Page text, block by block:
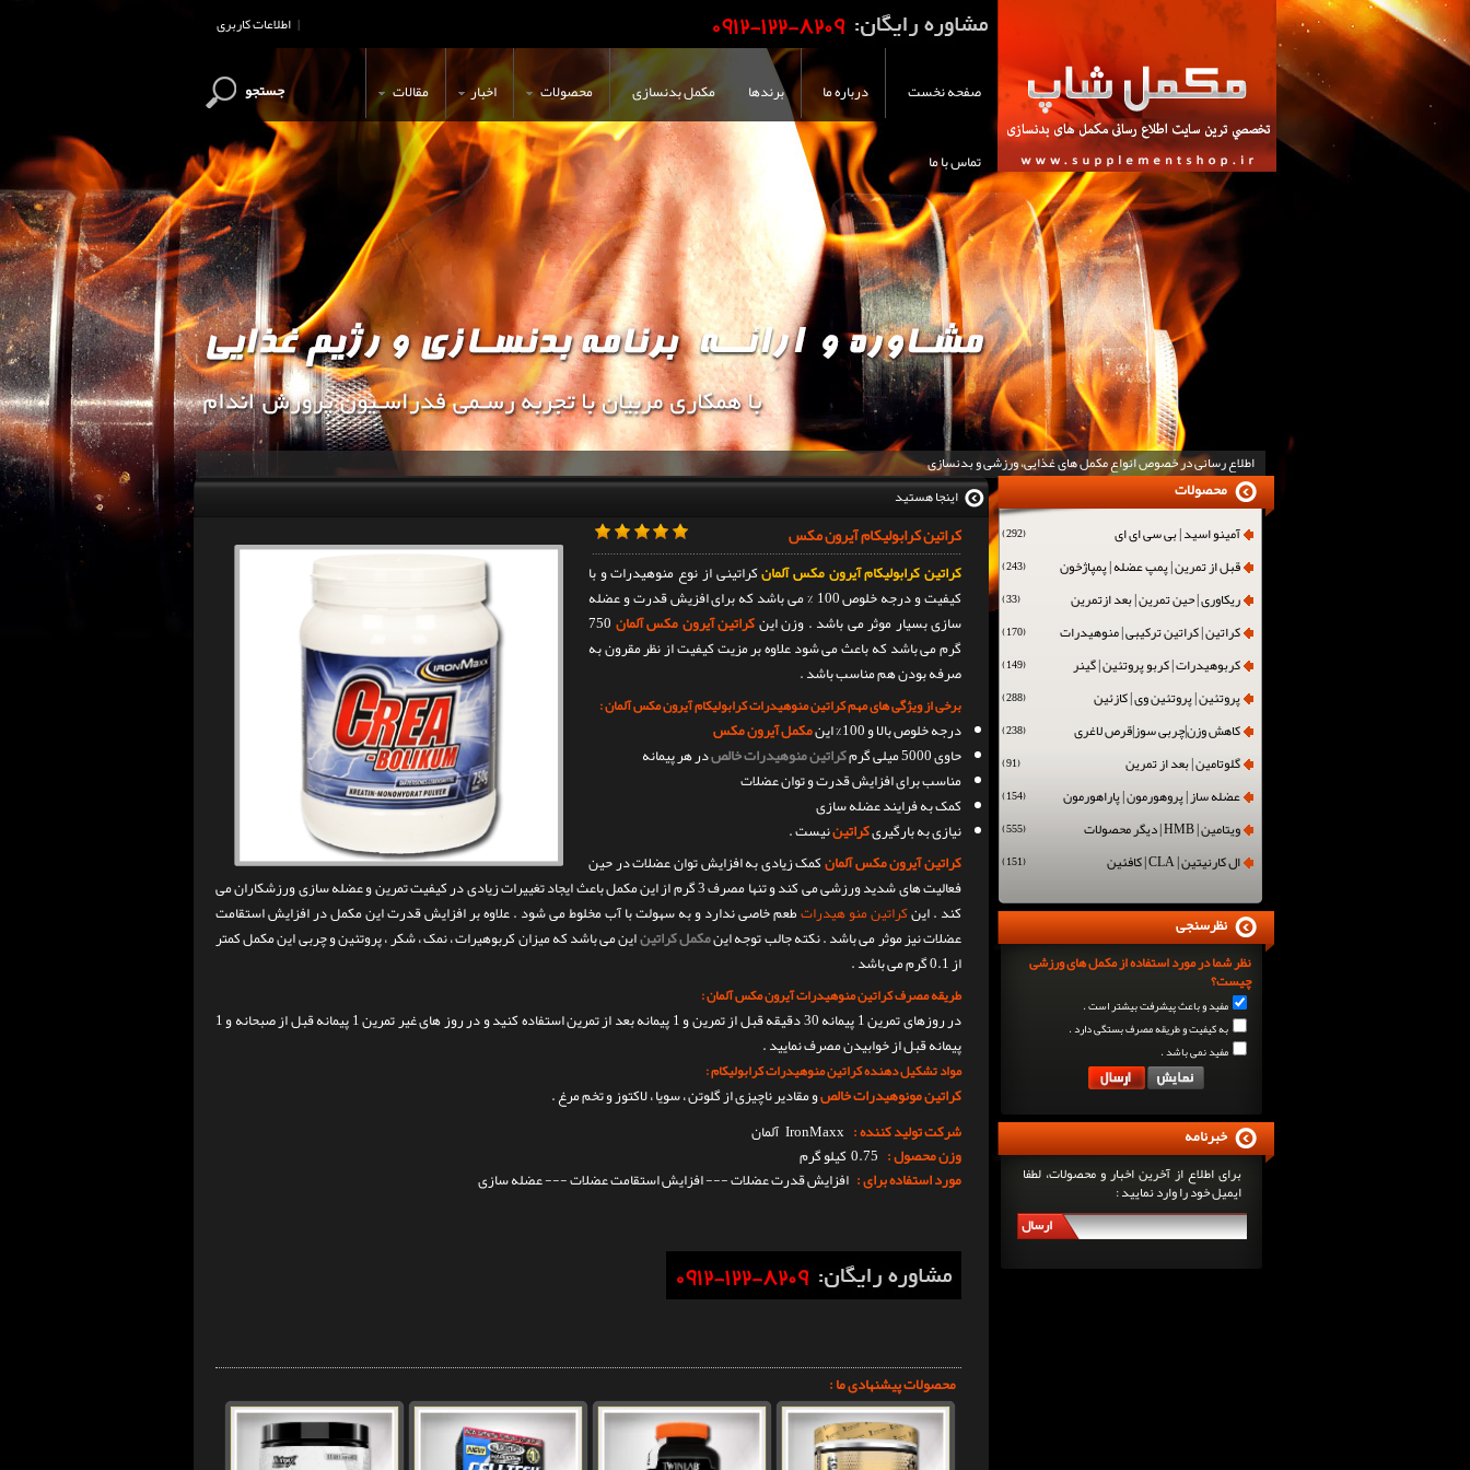
اطلاعات کاربری |
صفحه نخست درباره ما برندها مکمل بدنسازی محصولات اخبار مقالات
تماس با ما
جستجو
اطلاع رسانی در خصوص انواع مکمل های غذایی، ورزشی و بدنسازی
این وب سایت جهت اطلاع رسانی و
اینجا هستید
کراتین کرابولیکام آیرون مکس
کراتین کرابولیکام آیرون مکس آلمانکراتینی از نوع منوهیدرات و با
کیفیت و درجه خلوص 100 % می باشد که برای افزیش قدرت و عضله
سازی بسیار موثر می باشد . وزن اینکراتین آیرون مکس آلمان750
گرم می باشد که باعث می شود علاوه بر مزیت کیفیت از نظر مقرون به
صرفه بودن هم مناسب باشد .
برخی از ویژگی های مهم کراتین منوهیدرات کرابولیکام آیرون مکس آلمان :
درجه خلوص بالا و 100% این
مکمل آیرون مکس
حاوی 5000 میلی گرم
کراتین منوهیدرات خالصدر هر پیمانه
مناسب برای افزایش قدرت و توان عضلات
کمک به فرایند عضله سازی
نیازی به بارگیریکراتیننیست .
کراتین آیرون مکس آلمانکمک زیادی به افزایش توان عضلات در حین
فعالیت های شدید ورزشی می کند و تنها مصرف 3 گرم از این مکمل باعث ایجاد تغییرات زیادی در کیفیت تمرین و عضله سازی ورزشکاران می
کند . اینکراتین منو هیدراتطعم خاصی ندارد و به سهولت با آب مخلوط می شود . علاوه بر افزایش قدرت این مکمل در افزایش استقامت
عضلات نیز موثر می باشد . نکته جالب توجه اینمکمل کراتیناین می باشد که میزان کربوهیرات ، نمک ، شکر ، پروتئین و چربی این مکمل کمتر
از 0.1 گرم می باشد .
طریقه مصرف کراتین منوهیدرات آیرون مکس آلمان :
در روزهای تمرین 1 پیمانه 30 دقیقه قبل از تمرین و 1 پیمانه بعد از تمرین استفاده کنید و در روز های غیر تمرین 1 پیمانه قبل از صبحانه و 1
پیمانه قبل از خوابیدن مصرف نمایید .
مواد تشکیل دهنده کراتین منوهیدرات کرابولیکام :
کراتین مونوهیدرات خالصو مقادیر ناچیزی از گلوتن ، سویا ، لاکتوز و تخم مرغ .
شرکت تولید کننده : IronMaxx آلمان
وزن محصول : 0.75 کیلو گرم
مورد استفاده برای : افزایش قدرت عضلات --- افزایش استقامت عضلات --- عضله سازی
محصولات پیشنهادی ما :
آمینو اسید | بی سی ای ای (292)
قبل از تمرین | پمپ عضله | پمپاژخون (243)
ریکاوری | حین تمرین | بعد ازتمرین (33)
کراتین | کراتین ترکیبی | منوهیدرات (170)
کربوهیدرات | کربو پروتئین | گینر (149)
پروتئین | پروتئین وی | کازئین (288)
کاهش وزن|چربی سوز|قرص لاغری (238)
گلوتامین | بعد از تمرین (91)
عضله ساز | پروهورمون | پاراهورمون (154)
ویتامین | HMB | دیگر محصولات (555)
ال کارنیتین | CLA | کافئین (151)
محصولات
نظر شما در مورد استفاده از مکمل های ورزشی
چیست؟
مفید و باعث پیشرفت بیشتر است .
به کیفیت و طریقه مصرف بستگی دارد .
مفید نمی باشد .
نظرسنجی
برای اطلاع از آخرین اخبار و محصولات، لطفا
ایمیل خود را وارد نمایید :
ارسال
خبرنامه